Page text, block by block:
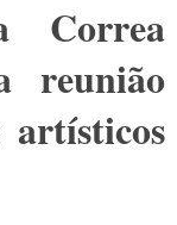
Correa
reunião